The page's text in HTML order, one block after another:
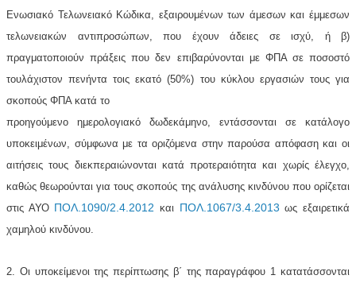
Ενωσιακό Τελωνειακό Κώδικα, εξαιρουμένων των άμεσων και έμμεσων
τελωνειακών αντιπροσώπων, που έχουν άδειες σε ισχύ, ή β)
πραγματοποιούν πράξεις που δεν επιβαρύνονται με ΦΠΑ σε ποσοστό
τουλάχιστον πενήντα τοις εκατό (50%) του κύκλου εργασιών τους για
σκοπούς ΦΠΑ κατά το
προηγούμενο ημερολογιακό δωδεκάμηνο, εντάσσονται σε κατάλογο
υποκειμένων, σύμφωνα με τα οριζόμενα στην παρούσα απόφαση και οι
αιτήσεις τους διεκπεραιώνονται κατά προτεραιότητα και χωρίς έλεγχο,
καθώς θεωρούνται για τους σκοπούς της ανάλυσης κινδύνου που ορίζεται
στις ΑΥΟ ΠΟΛ.1090/2.4.2012 και ΠΟΛ.1067/3.4.2013 ως εξαιρετικά
χαμηλού κινδύνου.
2. Οι υποκείμενοι της περίπτωσης β΄ της παραγράφου 1 κατατάσσονται